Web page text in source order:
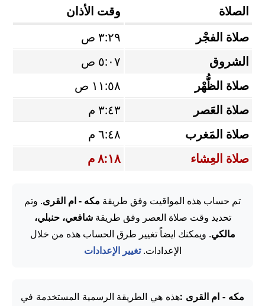
الصلاة
وقت الأذان
صلاة الفجْر
٣:٢٩ ص
الشروق
٥:٠٧ ص
صلاة الظُّهْر
١١:٥٨ ص
صلاة العَصر
٣:٤٣ م
صلاة المَغرب
٦:٤٨ م
صلاة العِشاء
٨:١٨ م
تم حساب هذه المواقيت وفق طريقة مكه - ام القرى. وتم
تحديد وقت صلاة العصر وفق طريقةشافعي، حنبلي،
مالكي. ويمكنك ايضاً تغيير طرق الحساب هذه من خلال
الإعدادات.تغيير الإعدادات
مكه - ام القرى :هذه هي الطريقة الرسمية المستخدمة في